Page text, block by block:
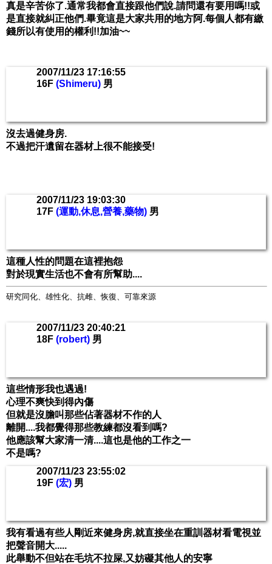
真是辛苦你了.通常我都會直接跟他們說.請問還有要用嗎!!或
是直接就糾正他們.畢竟這是大家共用的地方阿.每個人都有繳
錢所以有使用的權利!!加油~~
2007/11/23 17:16:55
16F (Shimeru) 男
沒去過健身房.
不過把汗遺留在器材上很不能接受!
2007/11/23 19:03:30
17F (運動,休息,營養,藥物) 男
這種人性的問題在這裡抱怨
對於現實生活也不會有所幫助....
研究同化、雄性化、抗雌、恢復、可靠來源
2007/11/23 20:40:21
18F (robert) 男
這些情形我也遇過!
心理不爽快到得內傷
但就是沒膽叫那些佔著器材不作的人
離開....我都覺得那些教練都沒看到嗎?
他應該幫大家清一清....這也是他的工作之一
不是嗎?
2007/11/23 23:55:02
19F (宏) 男
我有看過有些人剛近來健身房,就直接坐在重訓器材看電視並
把聲音開大.....
此舉動不但站在毛坑不拉屎,又妨礙其他人的安寧